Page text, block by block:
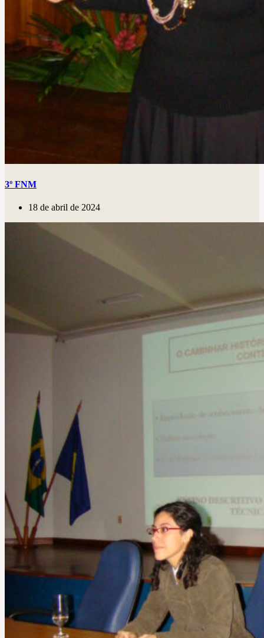
3º FNM
18 de abril de 2024